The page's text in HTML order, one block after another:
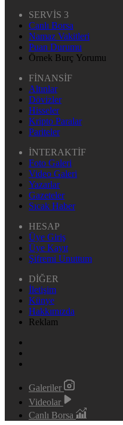
SERVİS 3
Canlı Borsa
Namaz Vakitleri
Puan Durumu
Örnek Burç Yorumu
FİNANSİF
Altınlar
Dövizler
Hisseler
Kripto Paralar
Pariteler
İNTERAKTİF
Foto Galeri
Video Galeri
Yazarlar
Gazeteler
Sıcak Haber
HESAP
Üye Giriş
Üye Kayıt
Şifremi Unuttum
DİĞER
İletişim
Künye
Hakkımızda
Reklam
Galeriler
Videolar
Canlı Borsa